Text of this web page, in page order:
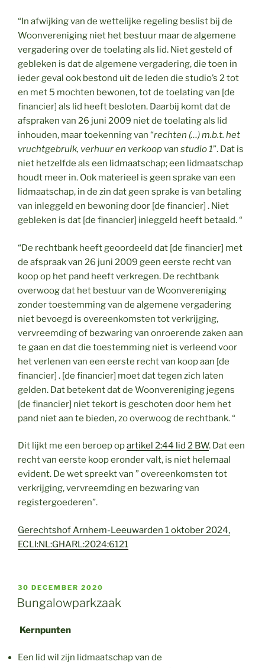
“In afwijking van de wettelijke regeling beslist bij de
Woonvereniging niet het bestuur maar de algemene
vergadering over de toelating als lid. Niet gesteld of
gebleken is dat de algemene vergadering, die toen in
ieder geval ook bestond uit de leden die studio’s 2 tot
en met 5 mochten bewonen, tot de toelating van [de
financier] als lid heeft besloten. Daarbij komt dat de
afspraken van 26 juni 2009 niet de toelating als lid
inhouden, maar toekenning van “rechten (…) m.b.t. het
vruchtgebruik, verhuur en verkoop van studio 1”. Dat is
niet hetzelfde als een lidmaatschap; een lidmaatschap
houdt meer in. Ook materieel is geen sprake van een
lidmaatschap, in de zin dat geen sprake is van betaling
van inleggeld en bewoning door [de financier] . Niet
gebleken is dat [de financier] inleggeld heeft betaald. “
“De rechtbank heeft geoordeeld dat [de financier] met
de afspraak van 26 juni 2009 geen eerste recht van
koop op het pand heeft verkregen. De rechtbank
overwoog dat het bestuur van de Woonvereniging
zonder toestemming van de algemene vergadering
niet bevoegd is overeenkomsten tot verkrijging,
vervreemding of bezwaring van onroerende zaken aan
te gaan en dat die toestemming niet is verleend voor
het verlenen van een eerste recht van koop aan [de
financier] . [de financier] moet dat tegen zich laten
gelden. Dat betekent dat de Woonvereniging jegens
[de financier] niet tekort is geschoten door hem het
pand niet aan te bieden, zo overwoog de rechtbank. “
Dit lijkt me een beroep opartikel 2:44 lid 2 BW. Dat een
recht van eerste koop eronder valt, is niet helemaal
evident. De wet spreekt van ” overeenkomsten tot
verkrijging, vervreemding en bezwaring van
registergoederen”.
Gerechtshof Arnhem-Leeuwarden 1 oktober 2024,
ECLI:NL:GHARL:2024:6121
GEPLAATST
OP
30 DECEMBER 2020
Bungalowparkzaak
Kernpunten
Een lid wil zijn lidmaatschap van de